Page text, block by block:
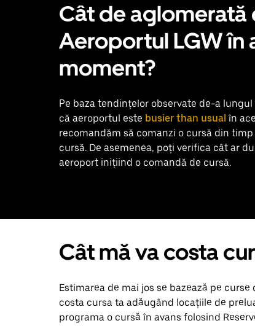
Cât de aglomerată
Aeroportul LGW în
moment?
Pe baza tendințelor observate de-a
că aeroportul este busier than usual în
recomandăm să comanzi o cursă din timp
cursă. De asemenea, poți verifica cât ar
aeroport inițiind o comandă de cursă.
Cât mă va costa
Estimarea de mai jos se bazează pe
costa cursa ta adăugând locațiile de
programa o cursă în avans folosind